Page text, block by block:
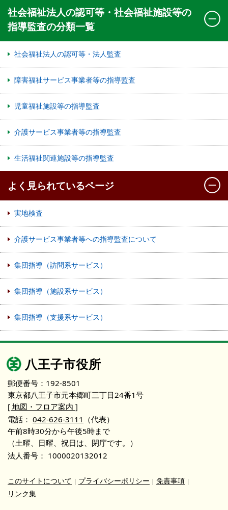
社会福祉法人の認可等・社会福祉施設等の
指導監査の分類一覧
社会福祉法人の認可等・法人監査
障害福祉サービス事業者等の指導監査
児童福祉施設等の指導監査
介護サービス事業者等の指導監査
生活福祉関連施設等の指導監査
よく見られているページ
実地検査
介護サービス事業者等への指導監査について
集団指導（訪問系サービス）
集団指導（施設系サービス）
集団指導（支援系サービス）
八王子市役所
郵便番号：192-8501
東京都八王子市元本郷町三丁目24番1号
[ 地図・フロア案内 ]
電話： 042-626-3111 （代表）
午前8時30分から午後5時まで
（土曜、日曜、祝日は、閉庁です。）
法人番号： 1000020132012
このサイトについて プライバシーポリシー
免責事項
リンク集